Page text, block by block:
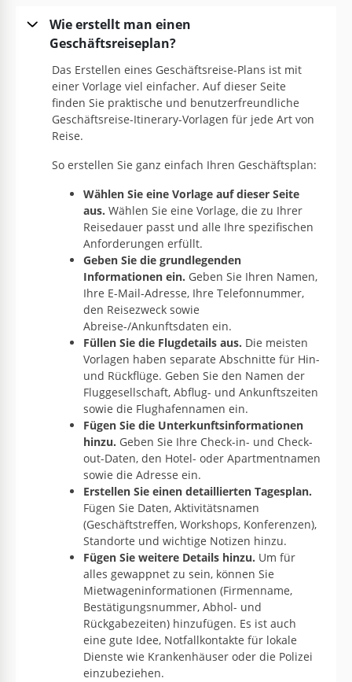
Wie erstellt man einen
Geschäftsreiseplan?
Das Erstellen eines Geschäftsreise-Plans ist mit
einer Vorlage viel einfacher. Auf dieser Seite
finden Sie praktische und benutzerfreundliche
Geschäftsreise-Itinerary-Vorlagen für jede Art von
Reise.
So erstellen Sie ganz einfach Ihren Geschäftsplan:
Wählen Sie eine Vorlage auf dieser Seite
aus. Wählen Sie eine Vorlage, die zu Ihrer
Reisedauer passt und alle Ihre spezifischen
Anforderungen erfüllt.
Geben Sie die grundlegenden
Informationen ein. Geben Sie Ihren Namen,
Ihre E-Mail-Adresse, Ihre Telefonnummer,
den Reisezweck sowie
Abreise-/Ankunftsdaten ein.
Füllen Sie die Flugdetails aus. Die meisten
Vorlagen haben separate Abschnitte für Hin-
und Rückflüge. Geben Sie den Namen der
Fluggesellschaft, Abflug- und Ankunftszeiten
sowie die Flughafennamen ein.
Fügen Sie die Unterkunftsinformationen
hinzu. Geben Sie Ihre Check-in- und Check-
out-Daten, den Hotel- oder Apartmentnamen
sowie die Adresse ein.
Erstellen Sie einen detaillierten Tagesplan.
Fügen Sie Daten, Aktivitätsnamen
(Geschäftstreffen, Workshops, Konferenzen),
Standorte und wichtige Notizen hinzu.
Fügen Sie weitere Details hinzu. Um für
alles gewappnet zu sein, können Sie
Mietwageninformationen (Firmenname,
Bestätigungsnummer, Abhol- und
Rückgabezeiten) hinzufügen. Es ist auch
eine gute Idee, Notfallkontakte für lokale
Dienste wie Krankenhäuser oder die Polizei
einzubeziehen.